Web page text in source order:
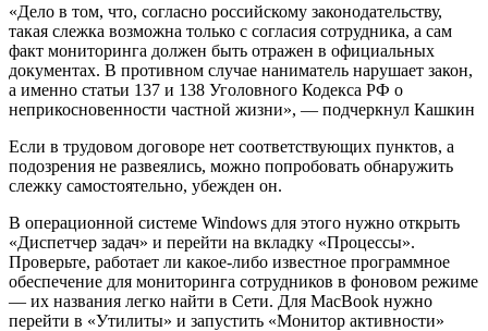
«Дело в том, что, согласно российскому законодательству,
такая слежка возможна только с согласия сотрудника, а сам
факт мониторинга должен быть отражен в официальных
документах. В противном случае наниматель нарушает закон,
а именно статьи 137 и 138 Уголовного Кодекса РФ о
неприкосновенности частной жизни», — подчеркнул Кашкин
Если в трудовом договоре нет соответствующих пунктов, а
подозрения не развеялись, можно попробовать обнаружить
слежку самостоятельно, убежден он.
В операционной системе Windows для этого нужно открыть
«Диспетчер задач» и перейти на вкладку «Процессы».
Проверьте, работает ли какое-либо известное программное
обеспечение для мониторинга сотрудников в фоновом режиме
— их названия легко найти в Сети. Для MacBook нужно
перейти в «Утилиты» и запустить «Монитор активности»